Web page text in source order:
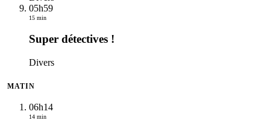
05h59
15 min
Super détectives !
Divers
MATIN
06h14
14 min